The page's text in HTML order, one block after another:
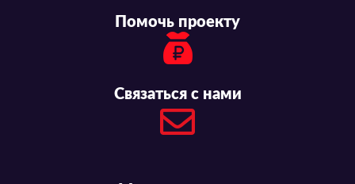
Помочь проекту
Связаться с нами